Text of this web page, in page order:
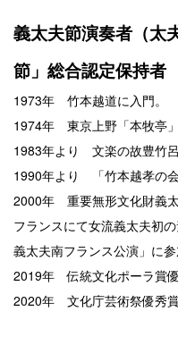
義太夫節演奏者（太
節」総合認定保持者
1973年 竹本越道に入門。
1974年 東京上野「本牧亭」
1983年より 文楽の故豊竹呂
1990年より 「竹本越孝の会
2000年 重要無形文化財義
フランスにて女流義太夫初
義太夫南フランス公演」に
2019年 伝統文化ポーラ賞
2020年 文化庁芸術祭優秀賞